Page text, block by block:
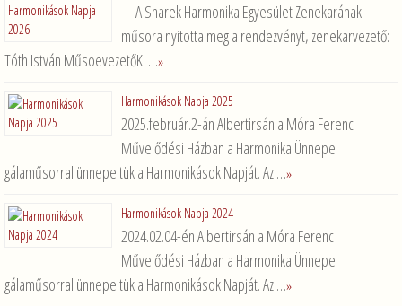
A Sharek Harmonika Egyesület Zenekarának
műsora nyitotta meg a rendezvényt, zenekarvezető:
Tóth István MűsoevezetőK: …»
Harmonikások Napja 2025
2025.február.2-án Albertirsán a Móra Ferenc
Művelődési Házban a Harmonika Ünnepe
gálaműsorral ünnepeltük a Harmonikások Napját. Az …»
Harmonikások Napja 2024
2024.02.04-én Albertirsán a Móra Ferenc
Művelődési Házban a Harmonika Ünnepe
gálaműsorral ünnepeltük a Harmonikások Napját. Az …»